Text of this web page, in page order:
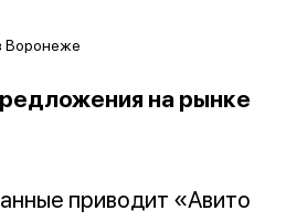
на рынке
приводит «Авито